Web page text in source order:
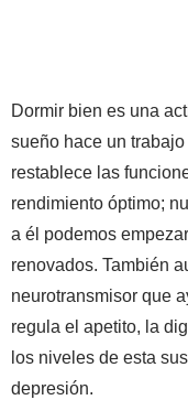
Dormir bien es una
sueño hace un
restablece las
rendimiento óptimo;
a él podemos
renovados. También
neurotransmisor que
regula el apetito, la
los niveles de esta
depresión.